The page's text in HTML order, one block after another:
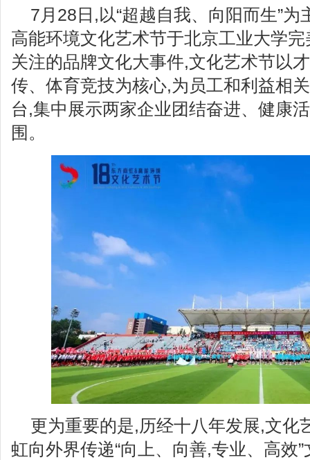
7月28日,以“超越自我、向阳而生”
高能环境文化艺术节于北京工业大学
关注的品牌文化大事件,文化艺术节以
传、体育竞技为核心,为员工和利益相
台,集中展示两家企业团结奋进、健康
围。
更为重要的是,历经十八年发展,文化
虹向外界传递“向上、向善,专业、高效